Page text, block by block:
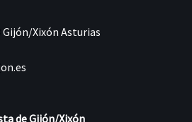
Gijón/Xixón Asturias
de Gijón/Xixón